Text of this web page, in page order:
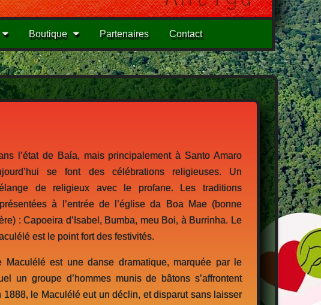
Boutique Partenaires Contact
l’état de Baίa, mais principalement à Santo Amaro
se font des célébrations religieuses. Un
de religieux avec le profane. Les traditions
à l’entrée de l’église da Boa Mae (bonne
: Capoeira d’Isabel, Bumba, meu Boi, à Burrinha. Le
est le point fort des festivités.
Maculélé est une danse dramatique, marquée par le
un groupe d’hommes munis de bâtons s’affrontent
1888, le Maculélé eut un déclin, et disparut sans laisser